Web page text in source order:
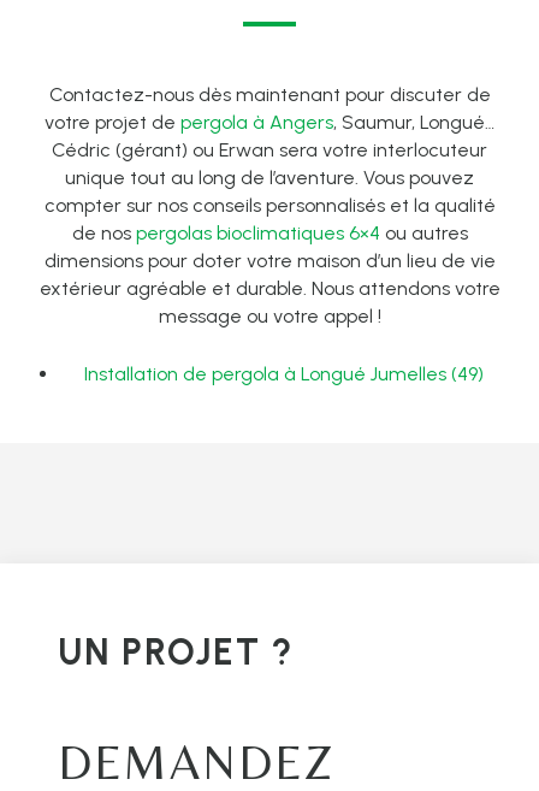
Contactez-nous dès maintenant pour discuter de
votre projet de pergola à Angers, Saumur, Longué…
Cédric (gérant) ou Erwan sera votre interlocuteur
unique tout au long de l’aventure. Vous pouvez
compter sur nos conseils personnalisés et la qualité
de nos pergolas bioclimatiques 6×4 ou autres
dimensions pour doter votre maison d’un lieu de vie
extérieur agréable et durable. Nous attendons votre
message ou votre appel !
Installation de pergola à Longué Jumelles (49)
UN PROJET ?
DEMANDEZ